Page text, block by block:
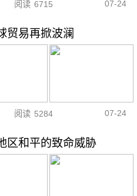
阅读 6715 07-24
贸易再掀波澜
阅读 5284 07-24
区和平的致命威胁